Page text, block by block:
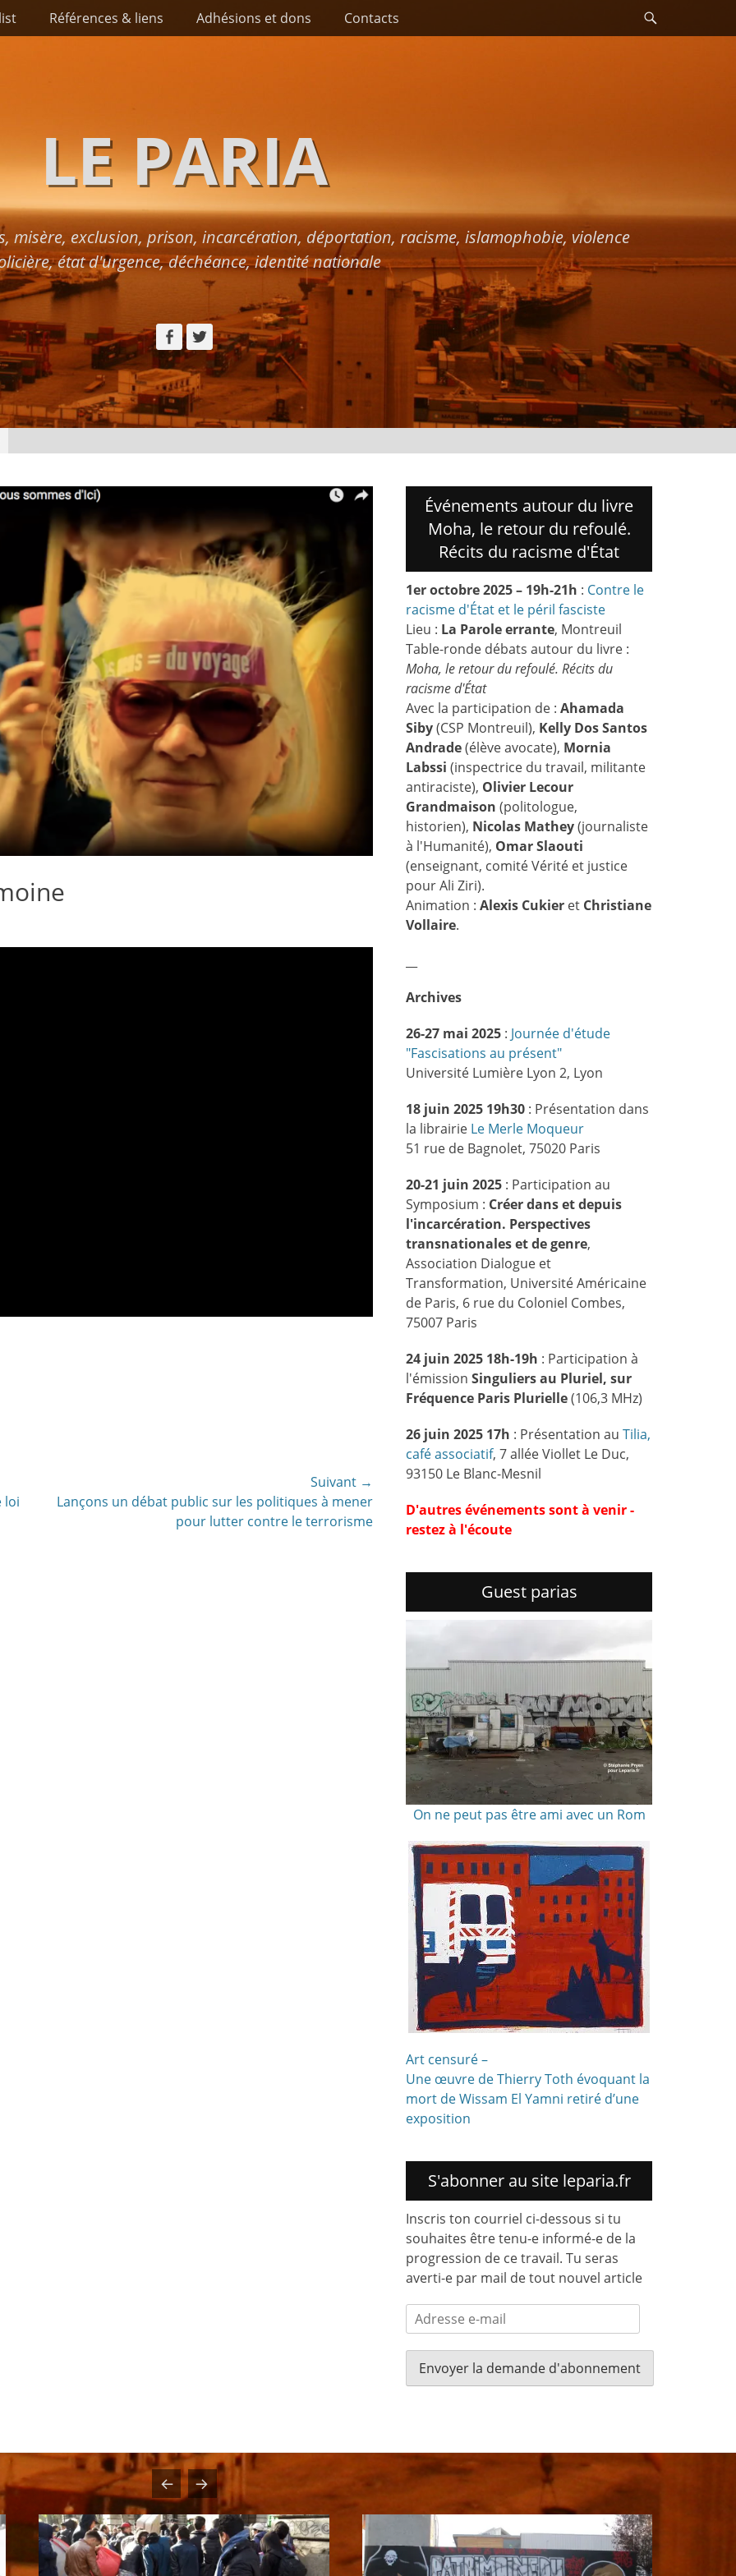
Références & liens Adhésions et dons Contacts
LE PARIA
misère, exclusion, prison, incarcération, déportation, racisme, islamophobie, violence
état d'urgence, déchéance, identité nationale
Facebook
Twitter
loi
Suivant →
Article
Lançons un débat public sur les politiques à mener
pour lutter contre le terrorisme
Événements autour du livre
Moha, le retour du refoulé.
Récits du racisme d'État
1er octobre 2025 – 19h-21h : Contre le
racisme d'État et le péril fasciste
Lieu : La Parole errante, Montreuil
Table-ronde débats autour du livre :
Moha, le retour du refoulé. Récits du
racisme d'État
Avec la participation de : Ahamada
Siby(CSP Montreuil), Kelly Dos Santos
Andrade(élève avocate), Mornia
Labssi (inspectrice du travail, militante
antiraciste), Olivier Lecour
Grandmaison (politologue,
historien), Nicolas Mathey(journaliste
à l'Humanité), Omar Slaouti
(enseignant, comité Vérité et justice
pour Ali Ziri).
Animation : Alexis Cukier et Christiane
Vollaire.
Archives
26-27 mai 2025 : Journée d'étude
"Fascisations au présent"
Université Lumière Lyon 2, Lyon
18 juin 2025 19h30 : Présentation dans
la librairie Le Merle Moqueur
51 rue de Bagnolet, 75020 Paris
20-21 juin 2025 : Participation au
Symposium : Créer dans et depuis
l'incarcération. Perspectives
transnationales et de genre,
Association Dialogue et
Transformation, Université Américaine
de Paris, 6 rue du Coloniel Combes,
75007 Paris
24 juin 2025 18h-19h : Participation à
l'émission Singuliers au Pluriel, sur
Fréquence Paris Plurielle(106,3 MHz)
26 juin 2025 17h : Présentation au Tilia,
café associatif, 7 allée Viollet Le Duc,
93150 Le Blanc-Mesnil
D'autres événements sont à venir -
restez à l'écoute
Guest parias
On ne peut pas être ami avec un Rom
Art censuré –
Une œuvre de Thierry Toth évoquant la
mort de Wissam El Yamni retiré d’une
exposition
S'abonner au site leparia.fr
Inscris ton courriel ci-dessous si tu
souhaites être tenu-e informé-e de la
progression de ce travail. Tu seras
averti-e par mail de tout nouvel article
Adresse
e-
mail